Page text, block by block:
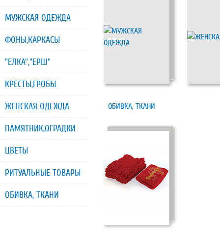
МУЖСКАЯ ОДЕЖДА
ФОНЫ,КАРКАСЫ
"ЕЛКА","ЕРШ"
КРЕСТЫ,ГРОБЫ
ЖЕНСКАЯ ОДЕЖДА
ПАМЯТНИК,ОГРАДКИ
ЦВЕТЫ
РИТУАЛЬНЫЕ ТОВАРЫ
ОБИВКА, ТКАНИ
ОБИВКА, ТКАНИ